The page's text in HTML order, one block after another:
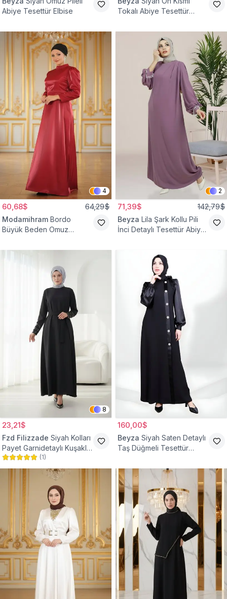
Abiye Tesettür Elbise
Tokalı Abiye Tesettür
4
60,68$ 64,29$
Modamihram Bordo
Büyük Beden Omuz
2
71,39$ 142,79$
Beyza Lila Şark Kollu Pili
İnci Detaylı Tesettür Abiye
8
23,21$
Fzd Filizzade Siyah Kolları
Payet Garnidetaylı Kuşaklı
Abiye Elbise
(1)
160,00$
Beyza Siyah Saten Detaylı
Taş Düğmeli Tesettür